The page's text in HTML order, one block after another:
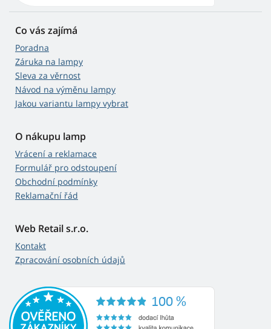
Co vás zajímá
Poradna
Záruka na lampy
Sleva za věrnost
Návod na výměnu lampy
Jakou variantu lampy vybrat
O nákupu lamp
Vrácení a reklamace
Formulář pro odstoupení
Obchodní podmínky
Reklamační řád
Web Retail s.r.o.
Kontakt
Zpracování osobních údajů